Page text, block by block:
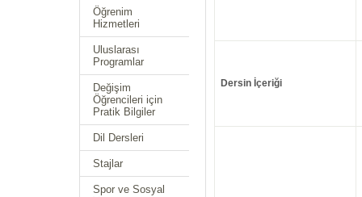
Öğrenim
Hizmetleri
Uluslarası
Programlar
Değişim
Öğrencileri için
Pratik Bilgiler
Dil Dersleri
Stajlar
Spor ve Sosyal
Dersin İçeriği